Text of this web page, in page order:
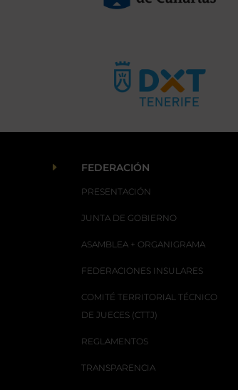
E FEDERACIÓN
PRESENTACIÓN
JUNTA DE GOBIERNO
ASAMBLEA + ORGANIGRAMA
FEDERACIONES INSULARES
COMITÉ TERRITORIAL TÉCNICO
DE JUECES (CTTJ)
REGLAMENTOS
TRANSPARENCIA